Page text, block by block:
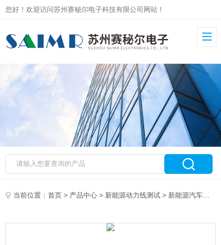
您好！欢迎访问苏州赛秘尔电子科技有限公司网站！
当前位置：首页 > 产品中心 > 新能源动力线测试 > 新能源汽车动力线测试